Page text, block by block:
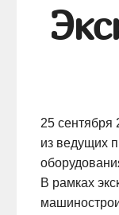
25 сентября
из ведущих
В рамках